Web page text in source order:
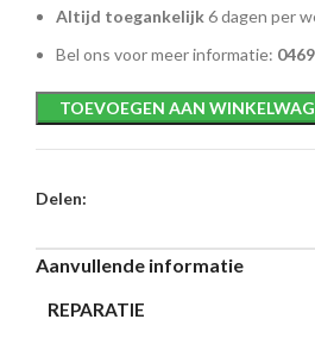
Altijd toegankelijk6 dagen per
Bel ons voor meer informatie:
TOEVOEGEN AAN
Delen:
Aanvullende informatie
REPARATIE